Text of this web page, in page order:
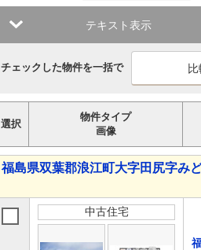
テキスト表示
チェックした物件を一括で
選択
物件タイプ
画像
福島県双葉郡浪江町大字田尻字み
中古住宅